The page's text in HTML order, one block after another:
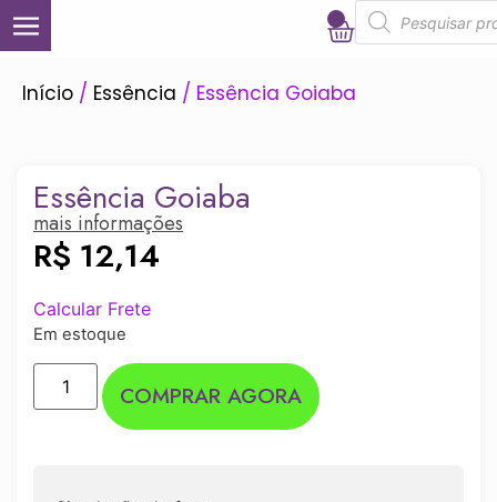
Início / Essência / Essência Goiaba
Essência Goiaba
mais informações
R$ 12,14
Calcular Frete
Em estoque
COMPRAR AGORA